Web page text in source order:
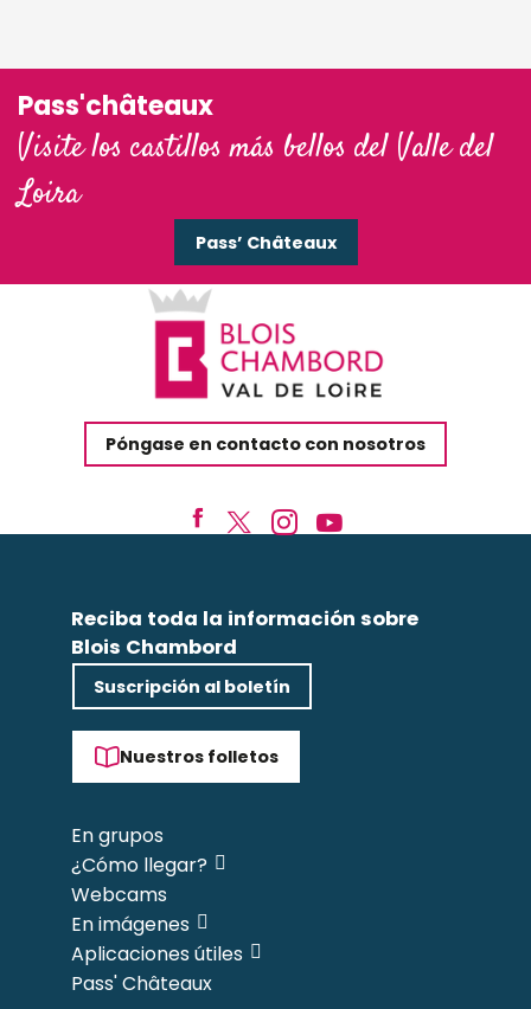
Pass'châteaux
Visite los castillos más bellos del Valle del
Loira
Pass’ Châteaux
Póngase en contacto con nosotros
Reciba toda la información sobre
Blois Chambord
Suscripción al boletín
Nuestros folletos
En grupos
¿Cómo llegar?
Webcams
En imágenes
Aplicaciones útiles
Pass' Châteaux